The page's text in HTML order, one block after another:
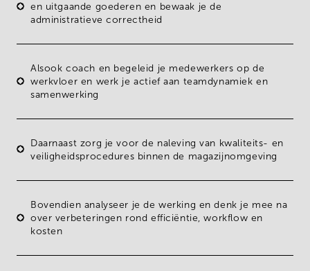
en uitgaande goederen en bewaak je de
administratieve correctheid
Alsook coach en begeleid je medewerkersop de
werkvloer en werk je actief aan teamdynamiek en
samenwerking
Daarnaast zorg je voor de naleving van kwaliteits- en
veiligheidsprocedures binnen de magazijnomgeving
Bovendien analyseer je de werking en denk je mee na
over verbeteringen rond efficiëntie, workflow en
kosten